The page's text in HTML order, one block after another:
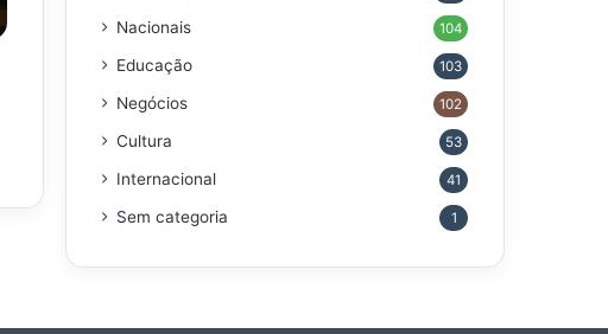
Nacionais 104
Educação 103
Negócios 102
Cultura 53
Internacional 41
Sem categoria 1